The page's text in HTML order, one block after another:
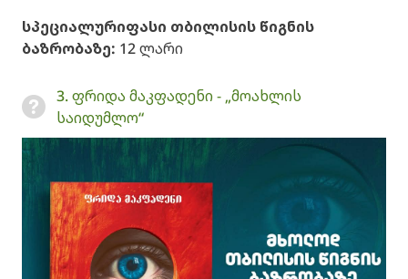
სპეციალურიფასი თბილისის წიგნის
ბაზრობაზე: 12 ლარი
3. ფრიდა მაკფადენი - „მოახლის
საიდუმლო“